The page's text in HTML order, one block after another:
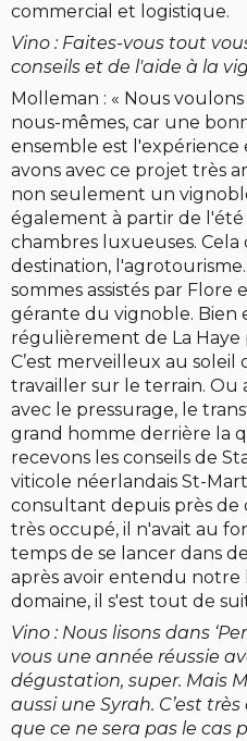
commercial et logistique.
Vino : Faites-vous tout
conseils et de l'aide à la
Molleman : « Nous
nous-mêmes, car une
ensemble est l'expérience
avons avec ce projet très
non seulement un
également à partir de l'été
chambres luxueuses.
destination,
sommes assistés par
gérante du vignoble. Bien
régulièrement de La
C’est merveilleux au soleil
travailler sur le terrain. Ou
avec le pressurage, le
grand homme derrière la
recevons les conseils de
viticole néerlandais St-
consultant depuis près de
très occupé, il n'avait au
temps de se lancer dans
après avoir entendu notre
domaine, il s'est tout de
Vino : Nous lisons dans
vous une année réussie
dégustation, super. Mais
aussi une Syrah. C’est
que ce ne sera pas le cas